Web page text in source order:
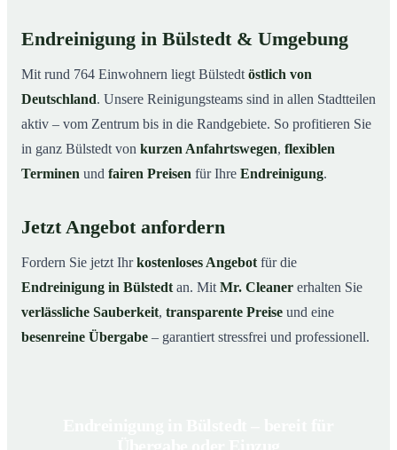
Endreinigung in Bülstedt & Umgebung
Mit rund 764 Einwohnern liegt Bülstedt östlich von
Deutschland. Unsere Reinigungsteams sind in allen Stadtteilen
aktiv – vom Zentrum bis in die Randgebiete. So profitieren Sie
in ganz Bülstedt von kurzen Anfahrtswegen, flexiblen
Terminen und fairen Preisen für Ihre Endreinigung.
Jetzt Angebot anfordern
Fordern Sie jetzt Ihrkostenloses Angebot für die
Endreinigung in Bülstedt an. Mit Mr. Cleaner erhalten Sie
verlässliche Sauberkeit, transparente Preise und eine
besenreine Übergabe – garantiert stressfrei und professionell.